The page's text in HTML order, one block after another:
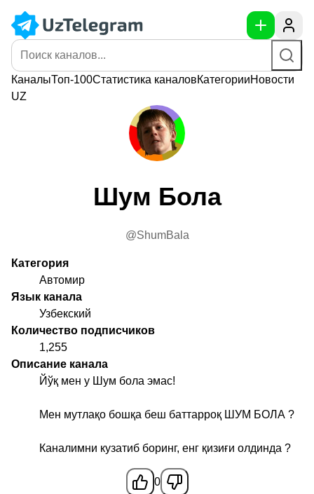
КаналыТоп-100Статистика каналовКатегорииНовости
UZ
Шум Бола
@ShumBala
Категория
Автомир
Язык канала
Узбекский
Количество подписчиков
1,255
Описание канала
Йўқ мен у Шум бола эмас!
Мен мутлақо бошқа беш баттарроқ ШУМ БОЛА ?
Каналимни кузатиб боринг, енг қизиғи олдинда ?
0